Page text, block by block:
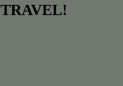
TRAVEL!